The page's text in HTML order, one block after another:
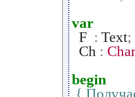
var
F : Text;
Ch :
begin
{